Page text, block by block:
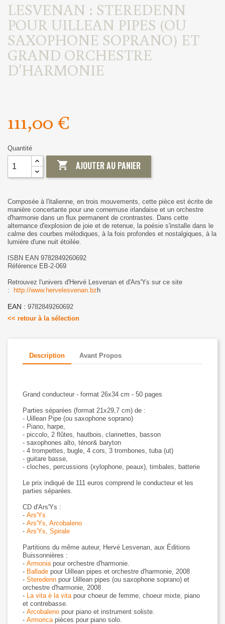
LESVENAN : STEREDENN
POUR UILLEAN PIPES (OU
SAXOPHONE SOPRANO) ET
GRAND ORCHESTRE
D'HARMONIE
111,00 €
Quantité
 AJOUTER AU PANIER
Composée à l'italienne, en trois mouvements, cette pièce est écrite de
manière concertante pour une cornemuse irlandaise et un orchestre
d'harmonie dans un flux permanent de crontrastes. Dans cette
alternance d'explosion de joie et de retenue, la poésie s'installe dans le
calme des courbes mélodiques, à la fois profondes et nostalgiques, à la
lumière d'une nuit étoilée.
ISBN EAN 9782849260692
Référence EB-2-069
Retrouvez l'univers d'Hervé Lesvenan et d'Ars'Ys sur ce site
: http://www.hervelesvenan.bzh
EAN : 9782849260692
<< retour à la sélection
Description Avant Propos
Grand conducteur - format 26x34 cm - 50 pages
Parties séparées (format 21x29,7 cm) de :
- Uillean Pipe (ou saxophone soprano)
- Piano, harpe,
- piccolo, 2 flûtes, hautbois, clarinettes, basson
- saxophones alto, ténor& baryton
- 4 trompettes, bugle, 4 cors, 3 trombones, tuba (ut)
- guitare basse,
- cloches, percussions (xylophone, peaux), timbales, batterie
Le prix indiqué de 111 euros comprend le conducteur et les
parties séparées.
CD d'Ars'Ys :
- Ars'Ys
- Ars'Ys, Arcobaleno
- Ars'Ys, Spirale
Partitions du même auteur, Hervé Lesvenan, aux Éditions
Buissonnières :
- Armonia pour orchestre d'harmonie.
- Ballade pour Uillean pipes et orchestre d'harmonie, 2008
- Steredenn pour Uillean pipes (ou saxophone soprano) et
orchestre d'harmonie, 2008
- La vita è la vita pour choeur de femme, choeur mixte, piano
et contrebasse.
- Arcobaleno pour piano et instrument soliste.
- Armorica pièces pour piano solo.